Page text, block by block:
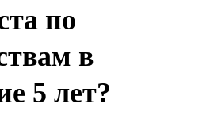
по
в
5 лет?